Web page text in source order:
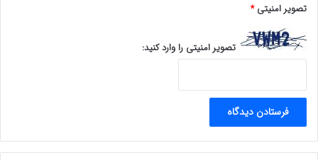
تصویر امنیتی*
تصویر امنیتی را وارد کنید: